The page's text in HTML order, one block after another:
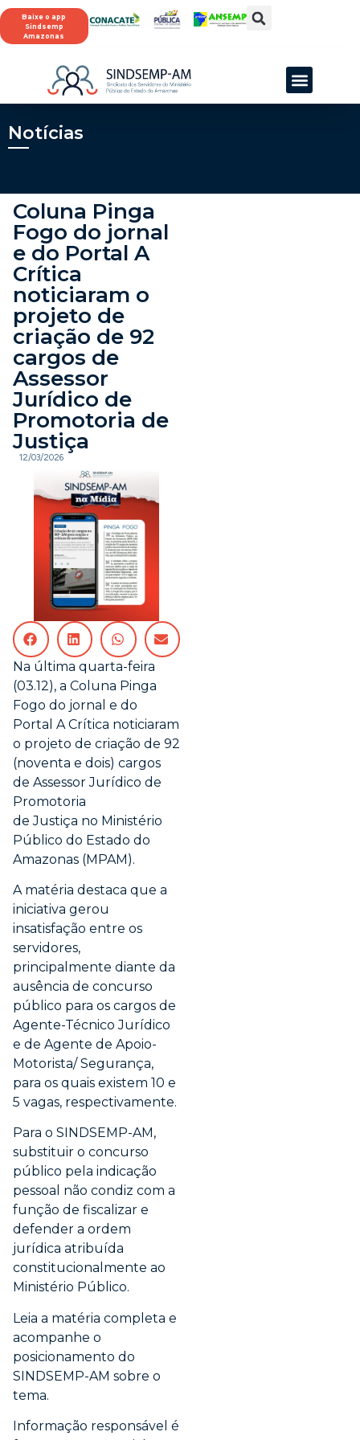
Baixe o app
Sindsemp
Amazonas
Notícias
Coluna Pinga
Fogo do jornal
e do Portal A
Crítica
noticiaram o
projeto de
criação de 92
cargos de
Assessor
Jurídico de
Promotoria de
Justiça
12/03/2026
Na última quarta-feira
(03.12), a Coluna Pinga
Fogo do jornal e do
Portal A Crítica noticiaram
o projeto de criação de 92
(noventa e dois) cargos
de Assessor Jurídico de
Promotoria
de Justiça no Ministério
Público do Estado do
Amazonas (MPAM).
A matéria destaca que a
iniciativa gerou
insatisfação entre os
servidores,
principalmente diante da
ausência de concurso
público para os cargos de
Agente-Técnico Jurídico
e de Agente de Apoio-
Motorista/ Segurança,
para os quais existem 10 e
5 vagas, respectivamente.
Para o SINDSEMP-AM,
substituir o concurso
público pela indicação
pessoal não condiz com a
função de fiscalizar e
defender a ordem
jurídica atribuída
constitucionalmente ao
Ministério Público.
Leia a matéria completa e
acompanhe o
posicionamento do
SINDSEMP-AM sobre o
tema.
Informação responsável é